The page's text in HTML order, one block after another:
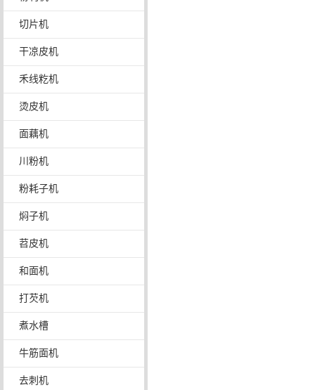
切片机
干凉皮机
禾线籺机
烫皮机
面藕机
川粉机
粉耗子机
焖子机
苕皮机
和面机
打芡机
煮水槽
牛筋面机
去刺机